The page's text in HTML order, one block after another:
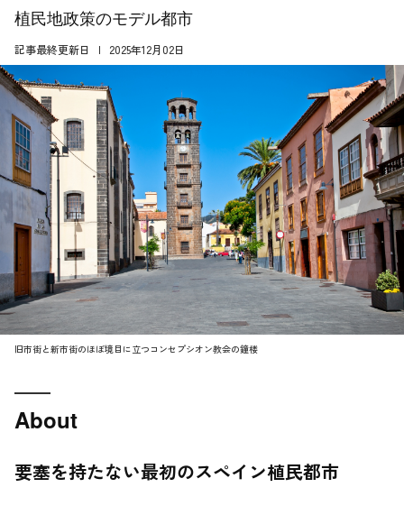
植民地政策のモデル都市
記事最終更新日 2025年12月02日
旧市街と新市街のほぼ境目に立つコンセプシオン教会の鐘楼
About
要塞を持たない最初のスペイン植民都市